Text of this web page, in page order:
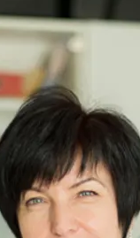
по